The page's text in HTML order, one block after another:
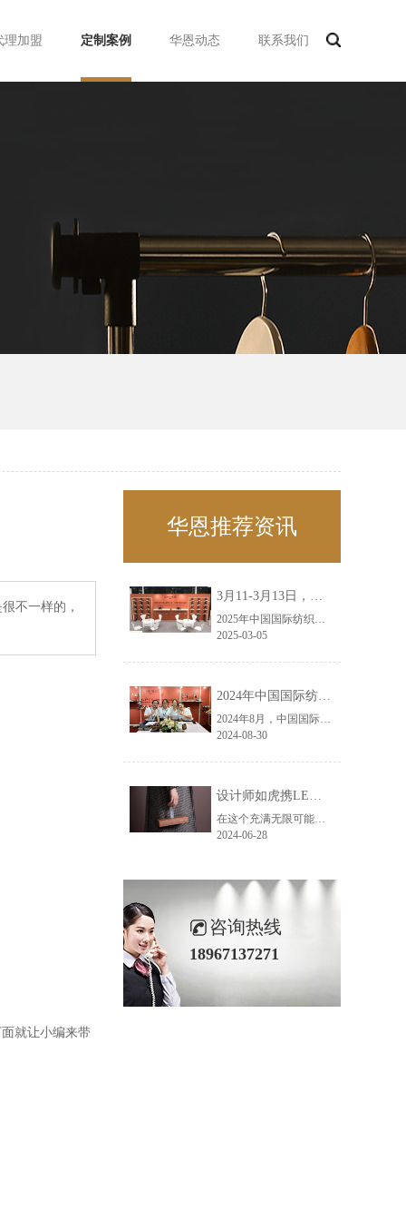
理加盟 定制案例 华恩动态 联系我们
不一样的，
就让小编来带
华恩推荐资讯
3月11-3月13日，华恩诚邀您共赴上海面辅料春夏展——华恩
2025年中国国际纺织面料及辅料（春夏）博览会即将盛大开启！感谢您对华恩品牌的关注！3.11-3.13，杭州华恩（LEMONLEE）诚邀您共赴这场春日的宴会！
2025-03-05
2024年中国国际纺织面料及辅料（秋冬）博览会完美收官！——华恩
2024年8月，中国国际纺织面料及辅料（秋冬）博览会完美收官！作为一家拥有30年历史的专业衣架制造商，我们非常荣幸能够参与这一盛会，并在此期间与众多客户进行了广泛而深入的交流。
2024-08-30
设计师如虎携LEMONLEE红雪松礼盒荣获第六届未来·已来香港新锐当代设计奖铜奖
在这个充满无限可能的2024年夏季，LEMONLEE品牌设计师如虎以其非凡的创意与对自然的深刻理解，精心打造的红雪松木球礼盒，在“2024未来·已来——第六届香港新锐当代设计奖”中摘得铜奖。这不仅是对设计师如虎原创设计能力的嘉奖，更是对LEMONLEE品牌的高度认可。
2024-06-28
咨询热线
18967137271